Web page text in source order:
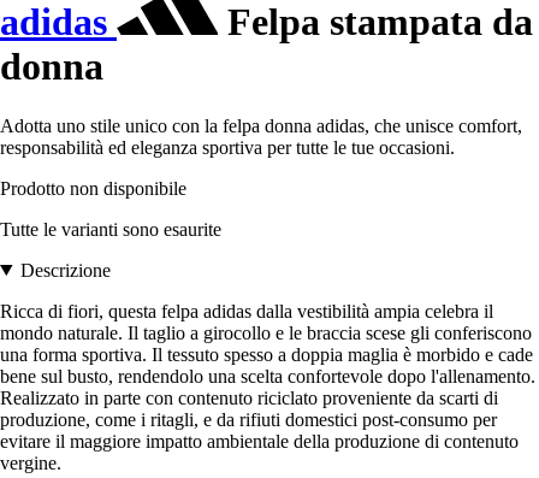
adidas
Felpa stampata da
donna
Adotta uno stile unico con la felpa donna adidas, che unisce comfort,
responsabilità ed eleganza sportiva per tutte le tue occasioni.
Prodotto non disponibile
Tutte le varianti sono esaurite
Descrizione
Ricca di fiori, questa felpa adidas dalla vestibilità ampia celebra il
mondo naturale. Il taglio a girocollo e le braccia scese gli conferiscono
una forma sportiva. Il tessuto spesso a doppia maglia è morbido e cade
bene sul busto, rendendolo una scelta confortevole dopo l'allenamento.
Realizzato in parte con contenuto riciclato proveniente da scarti di
produzione, come i ritagli, e da rifiuti domestici post-consumo per
evitare il maggiore impatto ambientale della produzione di contenuto
vergine.